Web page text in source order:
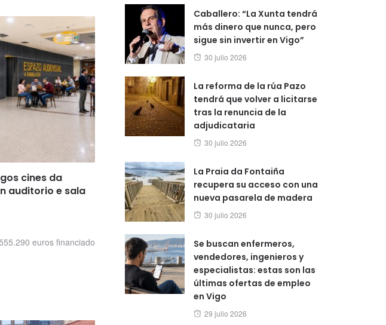
cines da
auditorio e sala
euros financiado
Caballero: “La Xunta tendrá
más dinero que nunca, pero
sigue sin invertir en Vigo”
Posted
30 julio 2026
La reforma de la rúa Pazo
tendrá que volver a licitarse
tras la renuncia de la
adjudicataria
Posted
30 julio 2026
La Praia da Fontaiña
recupera su acceso con una
nueva pasarela de madera
Posted
30 julio 2026
Se buscan enfermeros,
vendedores, ingenieros y
especialistas: estas son las
últimas ofertas de empleo
en Vigo
Posted
29 julio 2026